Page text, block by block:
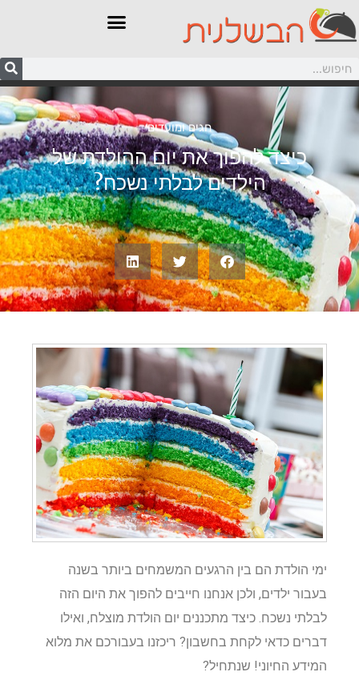
חגים ומועדים
כיצד להפוך את יום ההולדת של
הילדים לבלתי נשכח?
ימי הולדת הם בין הרגעים המשמחים ביותר בשנה
בעבור ילדים, ולכן אנחנו חייבים להפוך את היום הזה
לבלתי נשכח. כיצד מתכננים יום הולדת מוצלח, ואילו
דברים כדאי לקחת בחשבון? ריכזנו בעבורכם את מלוא
המידע החיוני! שנתחיל?